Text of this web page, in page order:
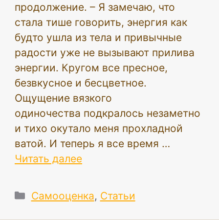
продолжение. – Я замечаю, что
стала тише говорить, энергия как
будто ушла из тела и привычные
радости уже не вызывают прилива
энергии. Кругом все пресное,
безвкусное и бесцветное.
Ощущение вязкого
одиночества подкралось незаметно
и тихо окутало меня прохладной
ватой. И теперь я все время …
Читать далее
Рубрики
Самооценка, Статьи